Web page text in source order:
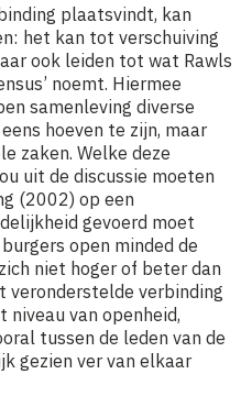
plaatsvindt, kan
het kan tot verschuiving
ook leiden tot wat Rawls
noemt. Hiermee
samenleving diverse
hoeven te zijn, maar
zaken. Welke deze
uit de discussie moeten
(2002) op een
gevoerd moet
open minded de
niet hoger of beter dan
veronderstelde verbinding
van openheid,
tussen de leden van de
gezien ver van elkaar